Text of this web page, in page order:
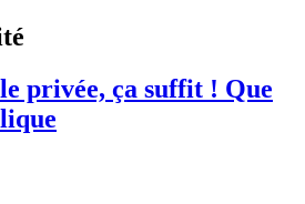
privée, ça suffit ! Que